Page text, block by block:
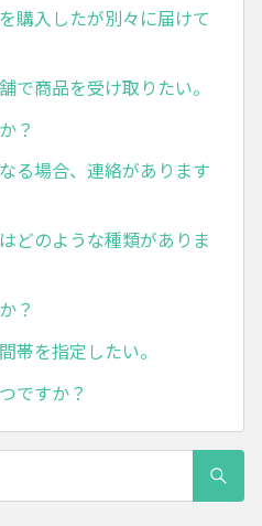
購入したが別々に届けて
で商品を受け取りたい。
？
る場合、連絡があります
どのような種類がありま
？
帯を指定したい。
ですか？